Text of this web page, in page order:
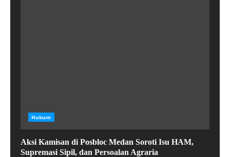
Hukum
Aksi Kamisan di Posbloc Medan Soroti Isu HAM,
Supremasi Sipil, dan Persoalan Agraria